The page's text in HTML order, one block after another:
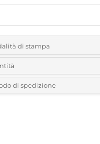
di stampa
di stampa e il colore del vostro
di spedizione